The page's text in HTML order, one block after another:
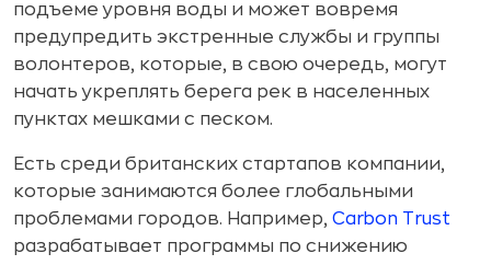
подъеме уровня воды и может вовремя
предупредить экстренные службы и группы
волонтеров, которые, в свою очередь, могут
начать укреплять берега рек в населенных
пунктах мешками с песком.
Есть среди британских стартапов компании,
которые занимаются более глобальными
проблемами городов. Например, Carbon Trust
разрабатывает программы по снижению